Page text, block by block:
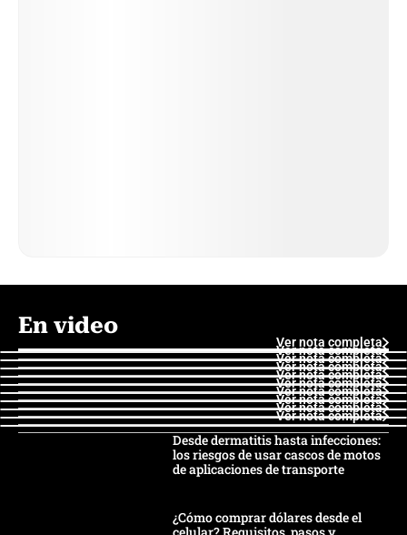
En video
Ver nota completa
Ver nota completa
Ver nota completa
Ver nota completa
Ver nota completa
Ver nota completa
Ver nota completa
Ver nota completa
Ver nota completa
Ver nota completa
Desde dermatitis hasta infecciones:
los riesgos de usar cascos de motos
de aplicaciones de transporte
¿Cómo comprar dólares desde el
celular? Requisitos, pasos y